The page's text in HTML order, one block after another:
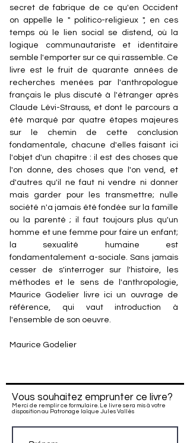
secret de fabrique de ce qu'en Occident
on appelle le " politico-religieux ", en ces
temps où le lien social se distend, où la
logique communautariste et identitaire
semble l'emporter sur ce qui rassemble. Ce
livre est le fruit de quarante années de
recherches menées par l'anthropologue
français le plus discuté à l'étranger après
Claude Lévi-Strauss, et dont le parcours a
été marqué par quatre étapes majeures
sur le chemin de cette conclusion
fondamentale, chacune d'elles faisant ici
l'objet d'un chapitre : il est des choses que
l'on donne, des choses que l'on vend, et
d'autres qu'il ne faut ni vendre ni donner
mais garder pour les transmettre; nulle
société n'a jamais été fondée sur la famille
ou la parenté ; il faut toujours plus qu'un
homme et une femme pour faire un enfant;
la sexualité humaine est
fondamentalement a-sociale. Sans jamais
cesser de s'interroger sur l'histoire, les
méthodes et le sens de l'anthropologie,
Maurice Godelier livre ici un ouvrage de
référence, qui vaut introduction à
l'ensemble de son oeuvre.
Maurice Godelier
Vous souhaitez emprunter ce livre?
Merci de remplir ce formulaire. Le livre sera mis à votre
disposition au Patronage laïque Jules Vallès